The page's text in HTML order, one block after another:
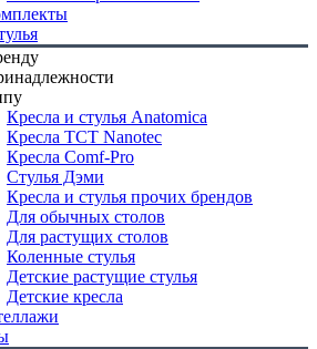
Кресла и стулья Anatomica
Кресла TCT Nanotec
Кресла Comf-Pro
Стулья Дэми
Кресла и стулья прочих брендов
Для обычных столов
Для растущих столов
Коленные стулья
Детские растущие стулья
Детские кресла